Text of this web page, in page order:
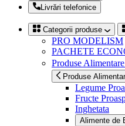
Livrări telefonice
Categorii produse
PRO MODELISM
PACHETE
Produse Alimentare
Produse
Legume
Fructe
Inghetata
Alimente de